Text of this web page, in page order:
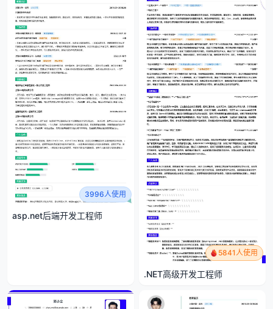
3996人使用
asp.net后端开发工程师
5841人使用
.NET高级开发工程师